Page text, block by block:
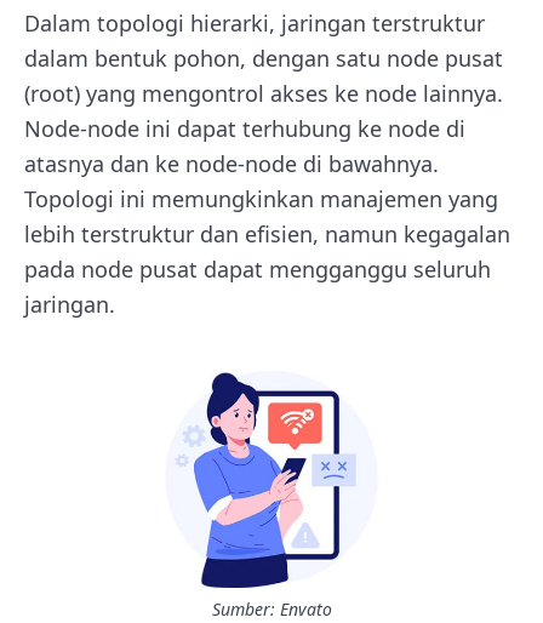
Dalam topologi hierarki, jaringan terstruktur
dalam bentuk pohon, dengan satu node pusat
(root) yang mengontrol akses ke node lainnya.
Node-node ini dapat terhubung ke node di
atasnya dan ke node-node di bawahnya.
Topologi ini memungkinkan manajemen yang
lebih terstruktur dan efisien, namun kegagalan
pada node pusat dapat mengganggu seluruh
jaringan.
Sumber: Envato